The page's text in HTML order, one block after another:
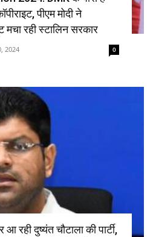
पीएम मोदी ने
रही स्टालिन सरकार
2024 0
रही दुष्यंत चौटाला की पार्टी,